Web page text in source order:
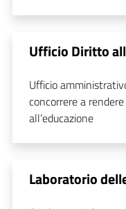
Ufficio Diritto
Ufficio
concorrere a
all’educazione
Laboratorio